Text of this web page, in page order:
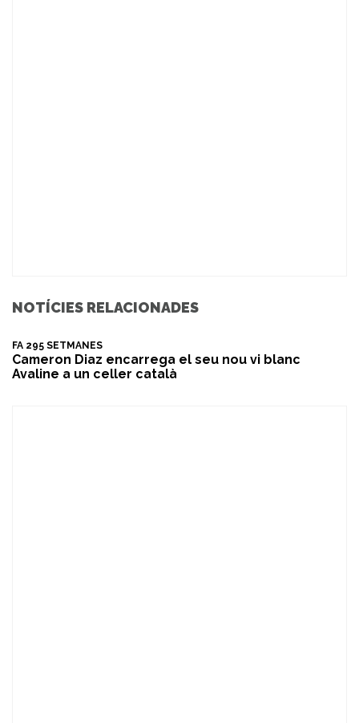
NOTÍCIES RELACIONADES
FA 295 SETMANES
Cameron Diaz encarrega el seu nou vi blanc
Avaline a un celler català